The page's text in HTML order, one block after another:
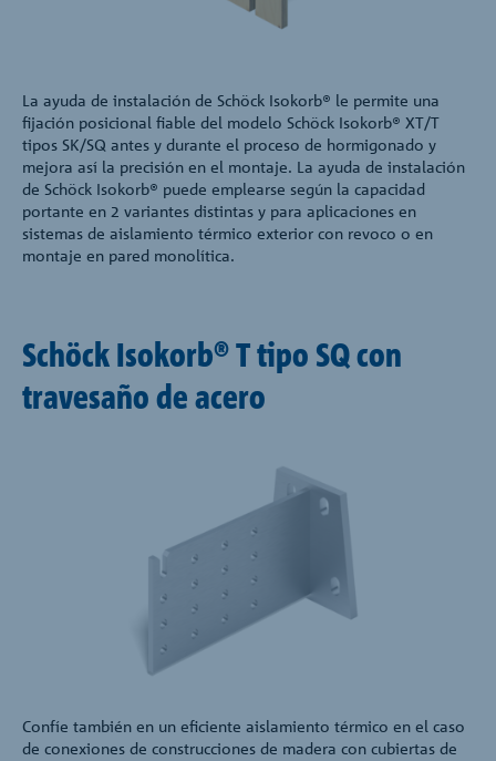
La ayuda de instalación de Schöck Isokorb® le permite una
fijación posicional fiable del modelo Schöck Isokorb® XT/T
tipos SK/SQ antes y durante el proceso de hormigonado y
mejora así la precisión en el montaje. La ayuda de instalación
de Schöck Isokorb® puede emplearse según la capacidad
portante en 2 variantes distintas y para aplicaciones en
sistemas de aislamiento térmico exterior con revoco o en
montaje en pared monolítica.
Schöck Isokorb® T tipo SQ con
travesaño de acero
Confíe también en un eficiente aislamiento térmico en el caso
de conexiones de construcciones de madera con cubiertas de